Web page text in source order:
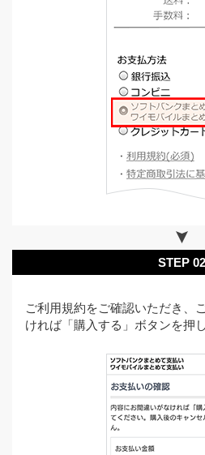
STEP 02
ご利用規約をご確認いただき、
ければ「購入する」ボタンを押し